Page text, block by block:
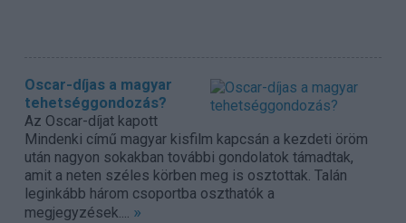
Oscar-díjas a magyar
tehetséggondozás?
Az Oscar-díjat kapott
Mindenki című magyar kisfilm kapcsán a kezdeti öröm
után nagyon sokakban további gondolatok támadtak,
amit a neten széles körben meg is osztottak. Talán
leginkább három csoportba oszthatók a
megjegyzések.... »